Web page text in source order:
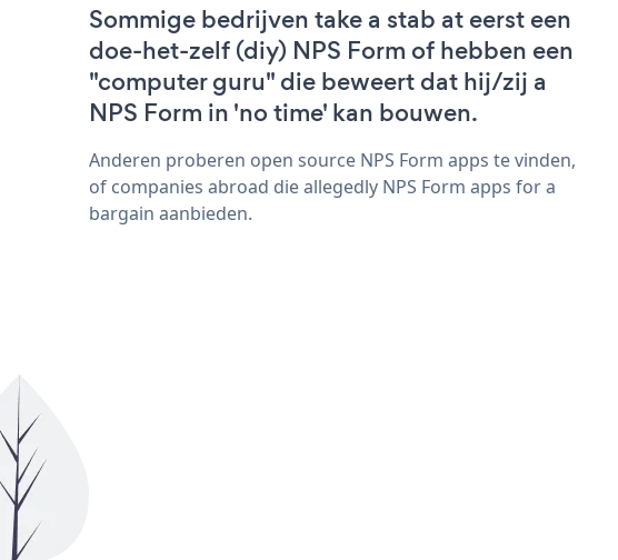
Sommige bedrijven take a stab at eerst een
doe-het-zelf (diy) NPS Form of hebben een
"computer guru" die beweert dat hij/zij a
NPS Form in 'no time' kan bouwen.
Anderen proberen open source NPS Form apps te vinden,
of companies abroad die allegedly NPS Form apps for a
bargain aanbieden.